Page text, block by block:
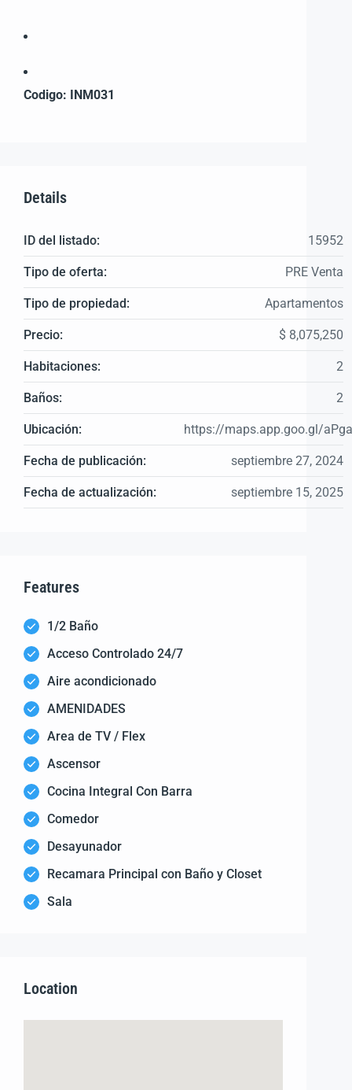
Codigo: INM031
Details
ID del listado: 15952
Tipo de oferta: PRE Venta
Tipo de propiedad: Apartamentos
Precio: $ 8,075,250
Habitaciones: 2
Baños: 2
Ubicación: https://maps.app.goo.gl/
Fecha de publicación: septiembre 27, 2024
Fecha de actualización: septiembre 15, 2025
Features
1/2 Baño
Acceso Controlado 24/7
Aire acondicionado
AMENIDADES
Area de TV / Flex
Ascensor
Cocina Integral Con Barra
Comedor
Desayunador
Recamara Principal con Baño y Closet
Sala
Location